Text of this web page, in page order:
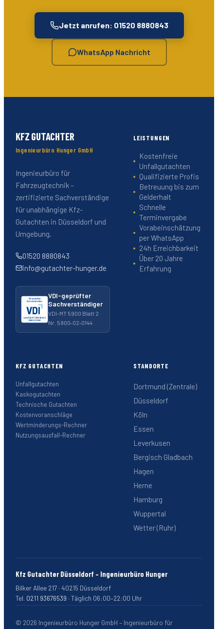
Jetzt anrufen: 01520 8880843
WhatsApp Nachricht
KFZ GUTACHTER
Ingenieurbüro Hunger GmbH
Ingenieurbüro für
Fahrzeugtechnik –
zertifizierte Sachverständige
für unabhängige Kfz-
Gutachten in Düsseldorf und
Umgebung.
01520 8880843
info@gutachter-hunger.de
VDI-geprüfter
Sachverständiger
VDI-MT 5900 Blatt 2 ·
Nr. 5900‑02‑0144
LEISTUNGEN
Kostenfreie
Unfallgutachten
Qualifizierte Profis
Betreuung bis zum
Gelderhalt
Schnelle
Terminvergabe
Vorabeinschätzung
per WhatsApp
24h Erreichbarkeit
Über 20 Jahre
Erfahrung
KFZ GUTACHTEN
Unfallgutachten
Kaskogutachten
Technische Gutachten
Kostenvoranschläge
Wertminderungs-Rechner
Nutzungsausfall-Rechner
STANDORTE
Dortmund (Zentrale)
Düsseldorf
Köln
Essen
Leverkusen
Bergisch Gladbach
Hagen
Herne
Hamburg
Wuppertal
Wetter (Ruhr)
Kfz Gutachter Düsseldorf – Ingenieurbüro Hunger
Bilker Allee 217 · 40215 Düsseldorf
Tel. 0211 93676539 · Täglich 06:00–22:00 Uhr
© 2026 Ingenieurbüro Hunger GmbH – Ingenieurbüro für